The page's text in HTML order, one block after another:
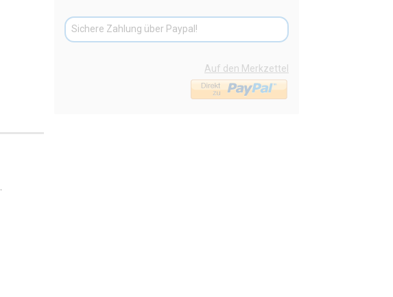
Sichere Zahlung über Paypal!
Auf den Merkzettel